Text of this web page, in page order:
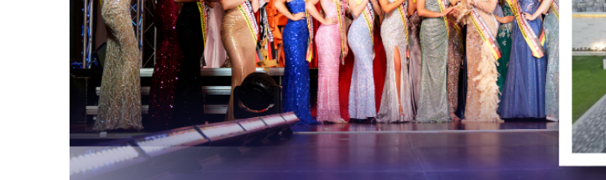
Die Gewinnerinnen von MISS &
Top Model Germany + SOCIAL